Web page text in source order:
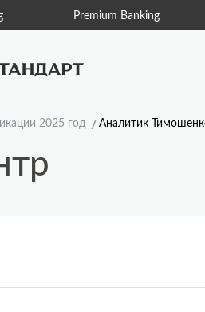
Premium Banking
2025 год Аналитик